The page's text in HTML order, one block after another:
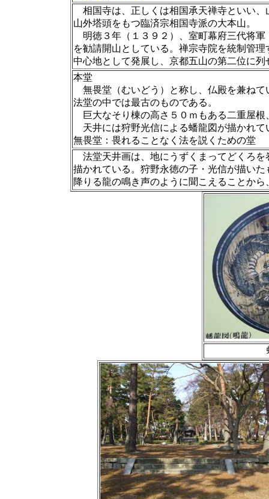
相国寺は、正しくは相国承天禅寺といい、
山外塔頭をもつ臨済宗相国寺派の大本山。
明徳３年（１３９２）、室町幕府三代将軍
を勧請開山としている。禅宗寺院を統制管
中心地として発展し、京都五山の第二位に列
本堂
無畏堂（むいどう）と称し、仏殿を兼ねて
法堂の中では最古のものである。
巨大なそり棟の高さ５０ｍもある二重屋根
天井には狩野光信による蟠龍図が描かれ
無畏堂：畏れることなく法を説くための堂
法堂天井画は、地にうずくまってどくろを
描かれている。狩野永徳の子・光信が描い
降りる龍の鳴き声のように聞こえることか